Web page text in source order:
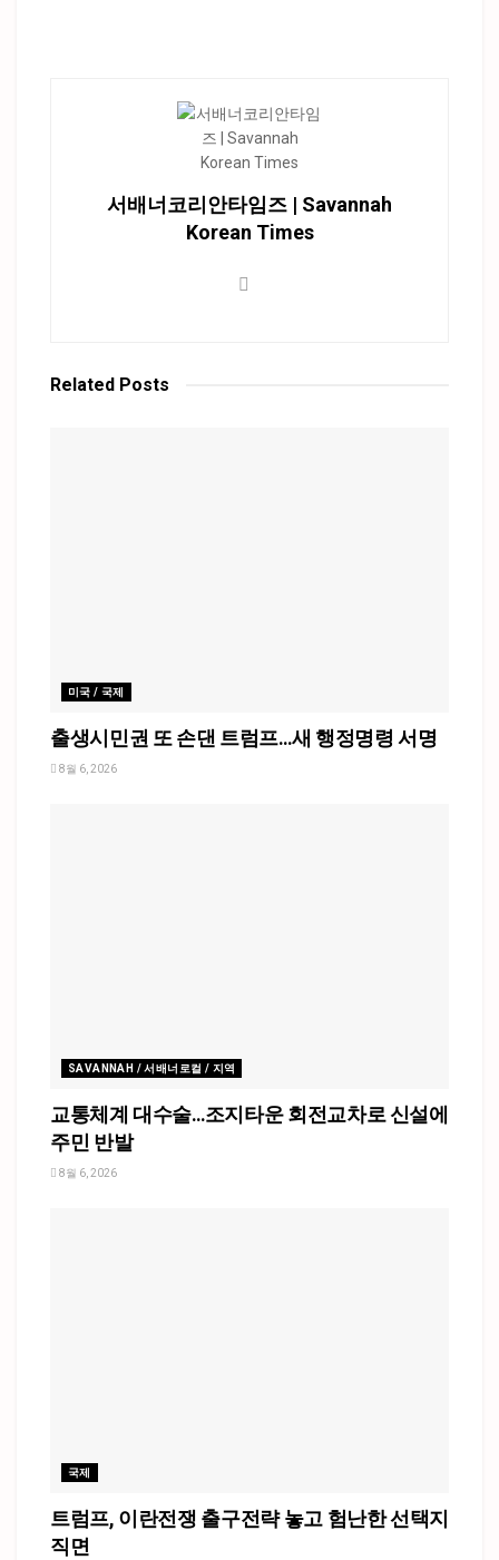
서배너코리안타임즈 | Savannah
Korean Times
Related Posts
미국 / 국제
출생시민권 또 손댄 트럼프…새 행정명령 서명
8월 6, 2026
SAVANNAH / 서배너로컬 / 지역
교통체계 대수술…조지타운 회전교차로 신설에
주민 반발
8월 6, 2026
국제
트럼프, 이란전쟁 출구전략 놓고 험난한 선택지
직면